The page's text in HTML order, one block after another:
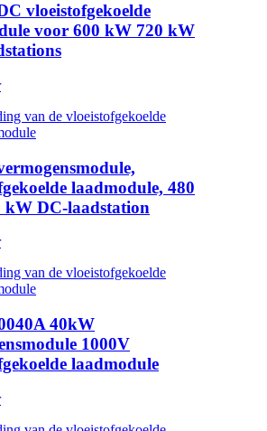
vloeistofgekoelde
voor 600 kW 720 kW
laadmodule, 480
kW DC-laadstation
40kW
1000V
laadmodule